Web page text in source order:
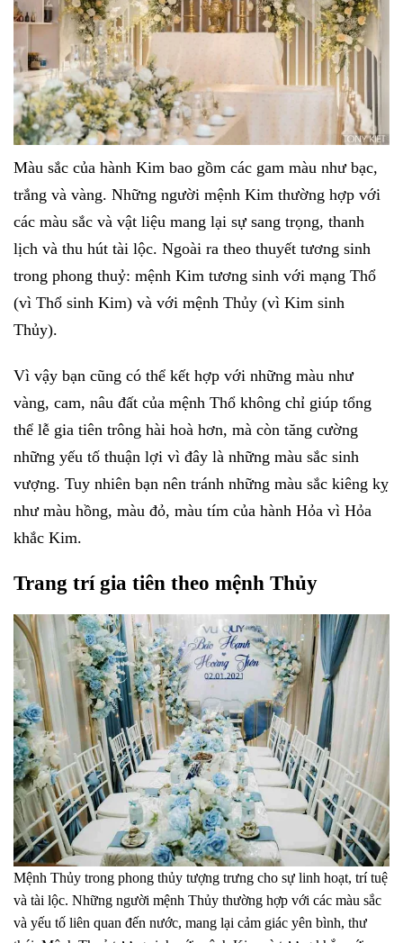
Màu sắc của hành Kim bao gồm các gam màu như bạc,
trắng và vàng. Những người mệnh Kim thường hợp với
các màu sắc và vật liệu mang lại sự sang trọng, thanh
lịch và thu hút tài lộc. Ngoài ra theo thuyết tương sinh
trong phong thuỷ: mệnh Kim tương sinh với mạng Thổ
(vì Thổ sinh Kim) và với mệnh Thủy (vì Kim sinh
Thủy).
Vì vậy bạn cũng có thể kết hợp với những màu như
vàng, cam, nâu đất của mệnh Thổ không chỉ giúp tổng
thể lễ gia tiên trông hài hoà hơn, mà còn tăng cường
những yếu tố thuận lợi vì đây là những màu sắc sinh
vượng. Tuy nhiên bạn nên tránh những màu sắc kiêng kỵ
như màu hồng, màu đỏ, màu tím của hành Hỏa vì Hỏa
khắc Kim.
Trang trí gia tiên theo mệnh Thủy
Mệnh Thủy trong phong thủy tượng trưng cho sự linh hoạt, trí tuệ
và tài lộc. Những người mệnh Thủy thường hợp với các màu sắc
và yếu tố liên quan đến nước, mang lại cảm giác yên bình, thư